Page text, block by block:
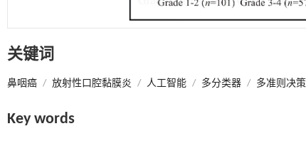
关键词
鼻咽癌 / 放射性口腔黏膜炎 / 人工智能 / 多分类器 / 多准则决策
Key words